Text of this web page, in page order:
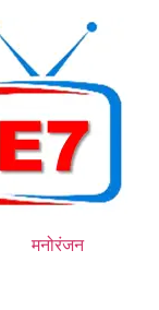
मनोरंजन